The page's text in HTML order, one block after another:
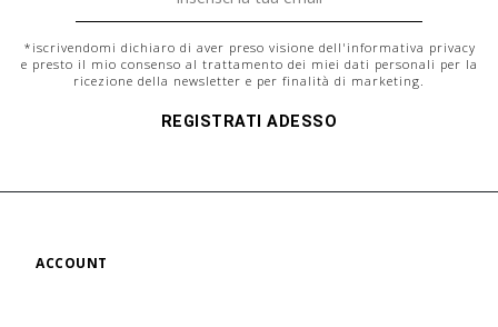
*iscrivendomi dichiaro di aver preso visione dell' informativa privacy
e presto il mio consenso al trattamento dei miei dati personali per la
ricezione della newsletter e per finalità di marketing.
REGISTRATI ADESSO
ACCOUNT